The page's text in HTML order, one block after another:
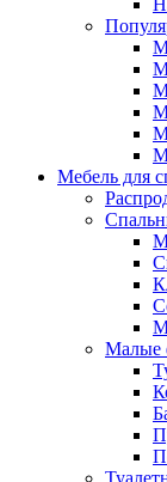
Мебель для
Малые